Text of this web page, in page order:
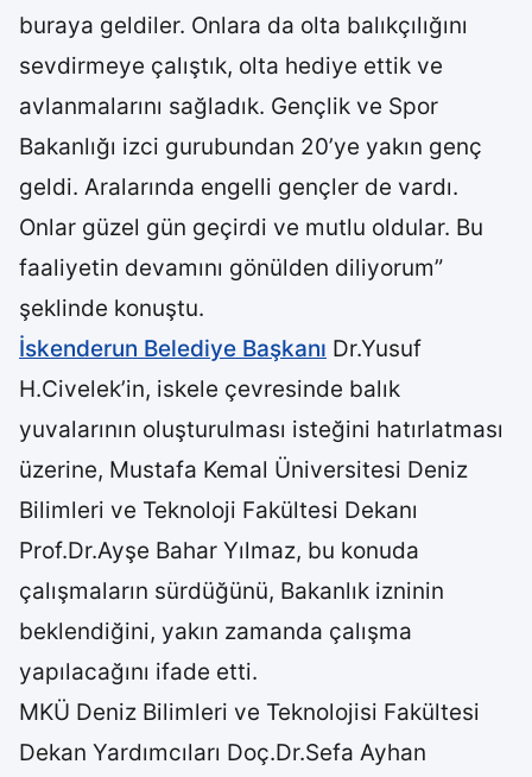
buraya geldiler. Onlara da olta balıkçılığını
sevdirmeye çalıştık, olta hediye ettik ve
avlanmalarını sağladık. Gençlik ve Spor
Bakanlığı izci gurubundan 20’ye yakın genç
geldi. Aralarında engelli gençler de vardı.
Onlar güzel gün geçirdi ve mutlu oldular. Bu
faaliyetin devamını gönülden diliyorum”
şeklinde konuştu.
İskenderun Belediye Başkanı Dr.Yusuf
H.Civelek’in, iskele çevresinde balık
yuvalarının oluşturulması isteğini hatırlatması
üzerine, Mustafa Kemal Üniversitesi Deniz
Bilimleri ve Teknoloji Fakültesi Dekanı
Prof.Dr.Ayşe Bahar Yılmaz, bu konuda
çalışmaların sürdüğünü, Bakanlık izninin
beklendiğini, yakın zamanda çalışma
yapılacağını ifade etti.
MKÜ Deniz Bilimleri ve Teknolojisi Fakültesi
Dekan Yardımcıları Doç.Dr.Sefa Ayhan